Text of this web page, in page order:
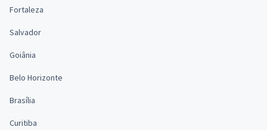
Fortaleza
Salvador
Goiânia
Belo Horizonte
Brasília
Curitiba